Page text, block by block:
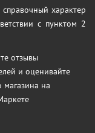
характер
с пунктом 2